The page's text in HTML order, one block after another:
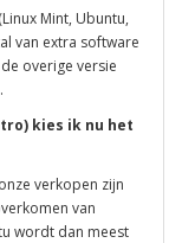
Mint, Ubuntu,
van extra software
overige versie
kies ik nu het
verkopen zijn
van
wordt dan meest